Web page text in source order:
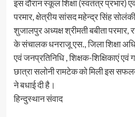
इस दौरान स्कूल शिक्षा (स्वतंत्र प्रभार)
परमार, क्षेत्रीय सांसद महेन्द्र सिंह
शुजालपुर अध्यक्ष श्रीमती बबीता परमार,
के संचालक धनराजू एस., जिला शिक्षा
एवं जनप्रतिनिधि , शिक्षक-शिक्षिकाएं एवं
छात्रा सलोनी रामटेक को मिली इस
ने बधाई दी है।
हिन्दुस्थान संवाद